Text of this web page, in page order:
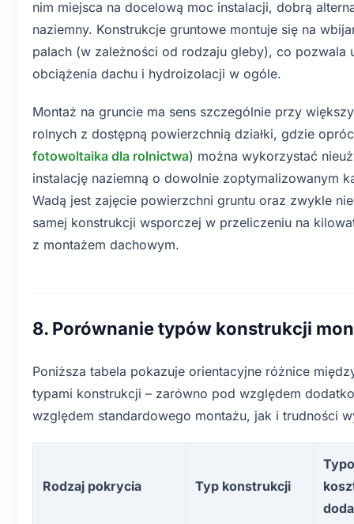
nim miejsca na docelową moc instalacji, dobrą
naziemny. Konstrukcje gruntowe montuje się na
palach (w zależności od rodzaju gleby), co pozwala
obciążenia dachu i hydroizolacji w ogóle.
Montaż na gruncie ma sens szczególnie przy
rolnych z dostępną powierzchnią działki, gdzie
fotowoltaika dla rolnictwa) można wykorzystać
instalację naziemną o dowolnie zoptymalizowanym
Wadą jest zajęcie powierzchni gruntu oraz zwykle
samej konstrukcji wsporczej w przeliczeniu na
z montażem dachowym.
8. Porównanie typów konstrukcji
Poniższa tabela pokazuje orientacyjne różnice
typami konstrukcji – zarówno pod względem
względem standardowego montażu, jak i trudności
Rodzaj pokrycia Typ konstrukcji